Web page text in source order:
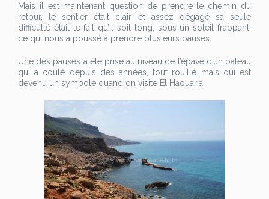
Mais il est maintenant question de prendre le chemin du
retour, le sentier était clair et assez dégagé sa seule
difficulté était le fait qu’il soit long, sous un soleil frappant,
ce qui nous a poussé à prendre plusieurs pauses.
Une des pauses a été prise au niveau de l’épave d’un bateau
qui a coulé depuis des années, tout rouillé mais qui est
devenu un symbole quand on visite El Haouaria.